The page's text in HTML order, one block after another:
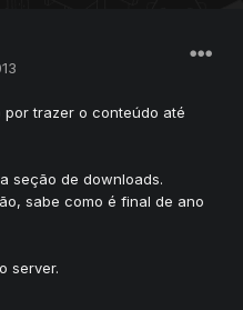
trazer o conteúdo até
seção de downloads.
sabe como é final de ano
server.